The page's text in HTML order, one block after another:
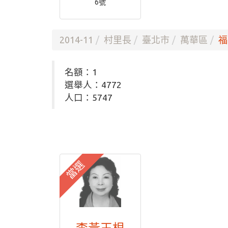
6號
2014-11 村里長 臺北市 萬華區
名額：1
選舉人：4772
人口：5747
當選